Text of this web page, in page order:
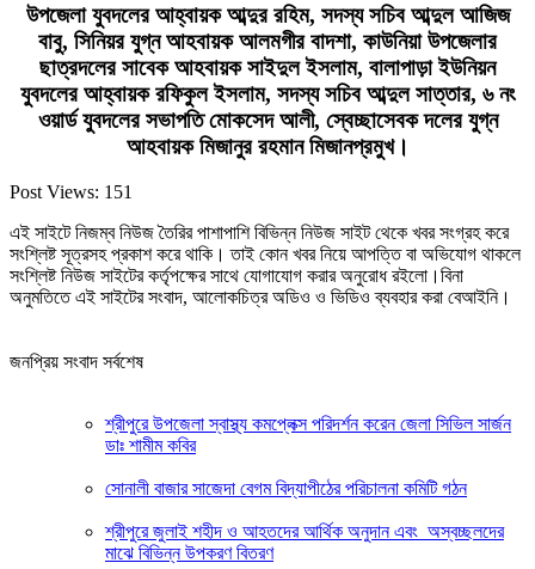
উপজেলা যুবদলের আহ্বায়ক আব্দুর রহিম, সদস্য সচিব আব্দুল আজিজ
বাবু, সিনিয়র যুগ্ন আহবায়ক আলমগীর বাদশা, কাউনিয়া উপজেলার
ছাত্রদলের সাবেক আহবায়ক সাইদুল ইসলাম, বালাপাড়া ইউনিয়ন
যুবদলের আহ্বায়ক রফিকুল ইসলাম, সদস্য সচিব আব্দুল সাত্তার, ৬ নং
ওয়ার্ড যুবদলের সভাপতি মোকসেদ আলী, স্বেচ্ছাসেবক দলের যুগ্ন
আহবায়ক মিজানুর রহমান মিজানপ্রমুখ।
Post Views: 151
এই সাইটে নিজম্ব নিউজ তৈরির পাশাপাশি বিভিন্ন নিউজ সাইট থেকে খবর সংগ্রহ করে
সংশ্লিষ্ট সূত্রসহ প্রকাশ করে থাকি। তাই কোন খবর নিয়ে আপত্তি বা অভিযোগ থাকলে
সংশ্লিষ্ট নিউজ সাইটের কর্তৃপক্ষের সাথে যোগাযোগ করার অনুরোধ রইলো।বিনা
অনুমতিতে এই সাইটের সংবাদ, আলোকচিত্র অডিও ও ভিডিও ব্যবহার করা বেআইনি।
জনপ্রিয় সংবাদ সর্বশেষ
শ্রীপুরে উপজেলা স্বাস্থ্য কমপ্লেক্স পরিদর্শন করেন জেলা সিভিল সার্জন
ডাঃ শামীম কবির
সোনালী বাজার সাজেদা বেগম বিদ্যাপীঠের পরিচালনা কমিটি গঠন
শ্রীপুরে জুলাই শহীদ ও আহতদের আর্থিক অনুদান এবং অস্বচ্ছলদের
মাঝে বিভিন্ন উপকরণ বিতরণ